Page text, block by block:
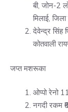
बी, जोन-2
मिलाई,
देवेन्द्र सिंह
कोतवाली
जप्त मशरूका
ओप्पो रेनो
नगदी रकम